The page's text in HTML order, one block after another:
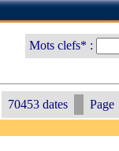
Mots clefs* :
70453 dates Page